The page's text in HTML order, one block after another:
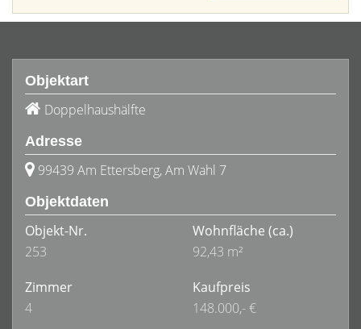
Objektart
Doppelhaushälfte
Adresse
99439 Am Ettersberg, Am Wahl 7
Objektdaten
Objekt-Nr.
253
Wohnfläche (ca.)
92,43 m²
Zimmer
4
Kaufpreis
148.000,- €